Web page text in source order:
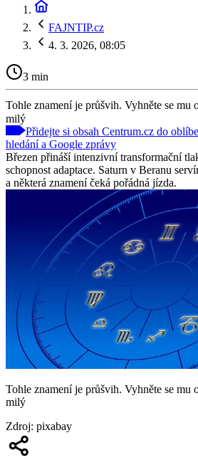
FAJNTIP.cz
4. 3. 2026, 08:05
3 min
Tohle znamení je průšvih. Vyhněte se
milý
Přidejte si obsah Centrum.cz do
hledání a Google zprávy
Březen přináší intenzivní transformační
schopnost adaptace. Saturn v Beranu
a některá znamení čeká pořádná jízda.
Tohle znamení je průšvih. Vyhněte se
milý
Zdroj: pixabay